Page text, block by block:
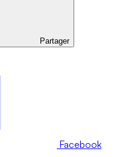
Partager
Facebook